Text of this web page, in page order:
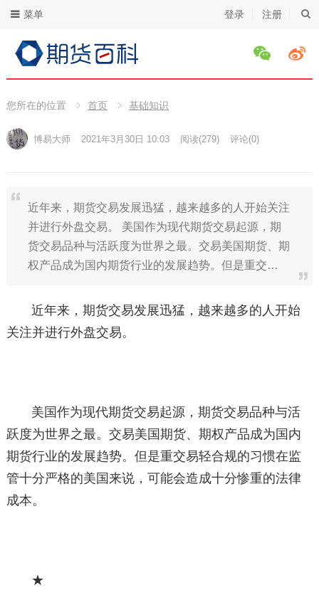
登录 注册
菜单
您所在的位置 首页 基础知识
博易大师 2021年3月30日 10:03 阅读(279) 评论(0)
近年来，期货交易发展迅猛，越来越多的人开始关注
并进行外盘交易。 美国作为现代期货交易起源，期
货交易品种与活跃度为世界之最。交易美国期货、期
权产品成为国内期货行业的发展趋势。但是重交…
近年来，期货交易发展迅猛，越来越多的人开始
关注并进行外盘交易。
美国作为现代期货交易起源，期货交易品种与活
跃度为世界之最。交易美国期货、期权产品成为国内
期货行业的发展趋势。但是重交易轻合规的习惯在监
管十分严格的美国来说，可能会造成十分惨重的法律
成本。
★